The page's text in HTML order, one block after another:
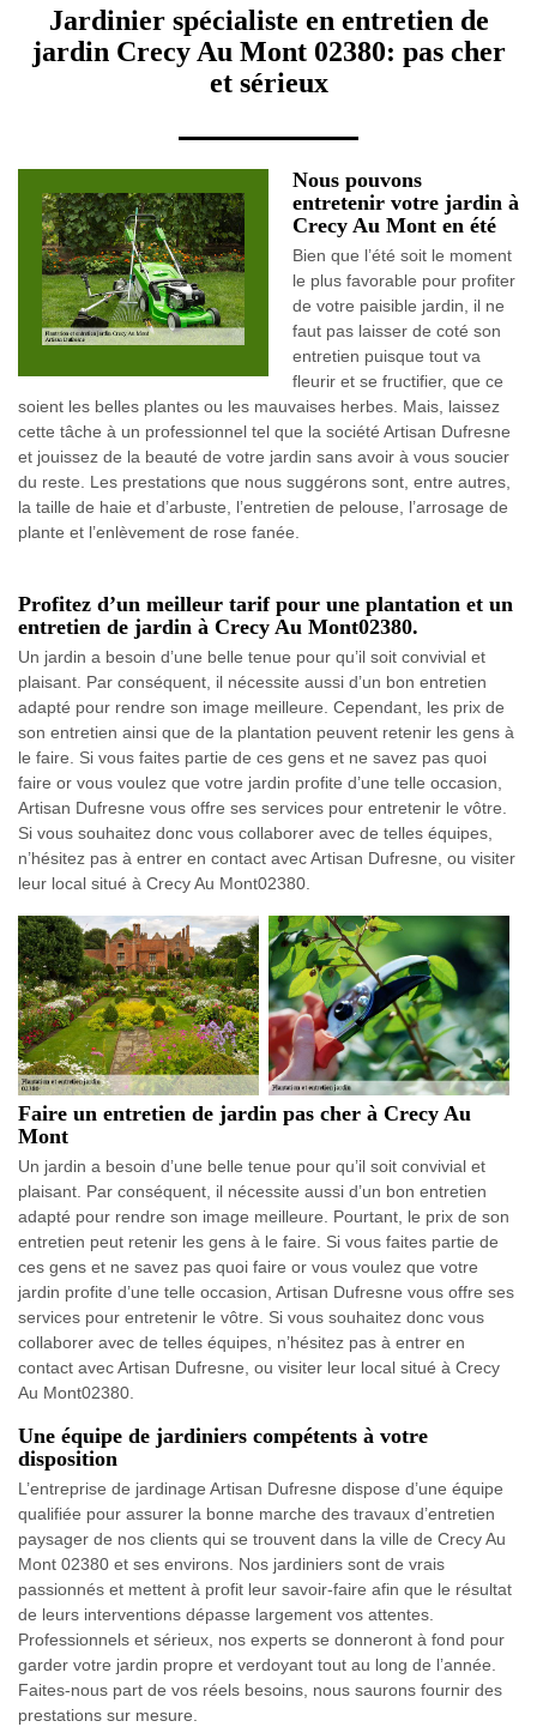
Jardinier spécialiste en entretien de
jardin Crecy Au Mont 02380: pas cher
et sérieux
Nous pouvons
entretenir votre jardin à
Crecy Au Mont en été
Bien que l’été soit le moment
le plus favorable pour profiter
de votre paisible jardin, il ne
faut pas laisser de coté son
entretien puisque tout va
fleurir et se fructifier, que ce
soient les belles plantes ou les mauvaises herbes. Mais, laissez
cette tâche à un professionnel tel que la société Artisan Dufresne
et jouissez de la beauté de votre jardin sans avoir à vous soucier
du reste. Les prestations que nous suggérons sont, entre autres,
la taille de haie et d’arbuste, l’entretien de pelouse, l’arrosage de
plante et l’enlèvement de rose fanée.
Profitez d’un meilleur tarif pour une plantation et un
entretien de jardin à Crecy Au Mont02380.
Un jardin a besoin d’une belle tenue pour qu’il soit convivial et
plaisant. Par conséquent, il nécessite aussi d’un bon entretien
adapté pour rendre son image meilleure. Cependant, les prix de
son entretien ainsi que de la plantation peuvent retenir les gens à
le faire. Si vous faites partie de ces gens et ne savez pas quoi
faire or vous voulez que votre jardin profite d’une telle occasion,
Artisan Dufresne vous offre ses services pour entretenir le vôtre.
Si vous souhaitez donc vous collaborer avec de telles équipes,
n’hésitez pas à entrer en contact avec Artisan Dufresne, ou visiter
leur local situé à Crecy Au Mont02380.
Faire un entretien de jardin pas cher à Crecy Au
Mont
Un jardin a besoin d’une belle tenue pour qu’il soit convivial et
plaisant. Par conséquent, il nécessite aussi d’un bon entretien
adapté pour rendre son image meilleure. Pourtant, le prix de son
entretien peut retenir les gens à le faire. Si vous faites partie de
ces gens et ne savez pas quoi faire or vous voulez que votre
jardin profite d’une telle occasion, Artisan Dufresne vous offre ses
services pour entretenir le vôtre. Si vous souhaitez donc vous
collaborer avec de telles équipes, n’hésitez pas à entrer en
contact avec Artisan Dufresne, ou visiter leur local situé à Crecy
Au Mont02380.
Une équipe de jardiniers compétents à votre
disposition
L’entreprise de jardinage Artisan Dufresne dispose d’une équipe
qualifiée pour assurer la bonne marche des travaux d’entretien
paysager de nos clients qui se trouvent dans la ville de Crecy Au
Mont 02380 et ses environs. Nos jardiniers sont de vrais
passionnés et mettent à profit leur savoir-faire afin que le résultat
de leurs interventions dépasse largement vos attentes.
Professionnels et sérieux, nos experts se donneront à fond pour
garder votre jardin propre et verdoyant tout au long de l’année.
Faites-nous part de vos réels besoins, nous saurons fournir des
prestations sur mesure.